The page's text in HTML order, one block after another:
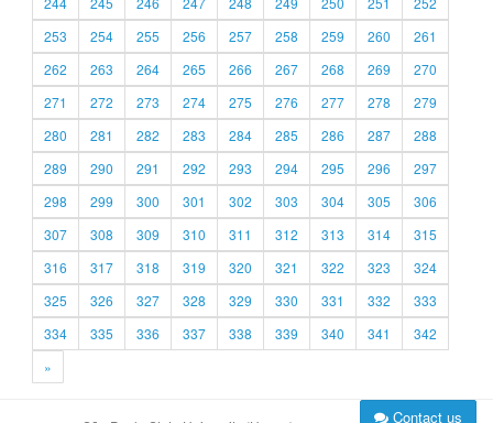
253
254 255 256 257 258 259 260
261
262
263 264 265 266 267 268 269
270
271
272 273 274 275 276 277 278
279
280
281 282 283 284 285 286 287
288
289
290 291 292 293 294 295 296
297
298
299 300 301 302 303 304 305
306
307
308 309 310 311 312 313 314
315
316
317 318 319 320 321 322 323
324
325
326 327 328 329 330 331 332
333
334
335 336 337 338 339 340 341
342
»
Contact us